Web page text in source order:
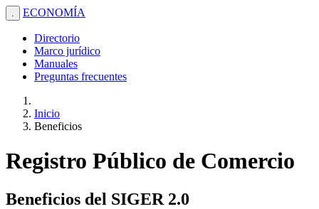
. ECONOMÍA
Directorio
Marco jurídico
Manuales
Preguntas frecuentes
Inicio
Beneficios
Registro Público de Comercio
Beneficios del SIGER 2.0